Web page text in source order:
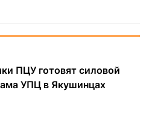
ПЦУ готовят силовой
УПЦ в Якушинцах